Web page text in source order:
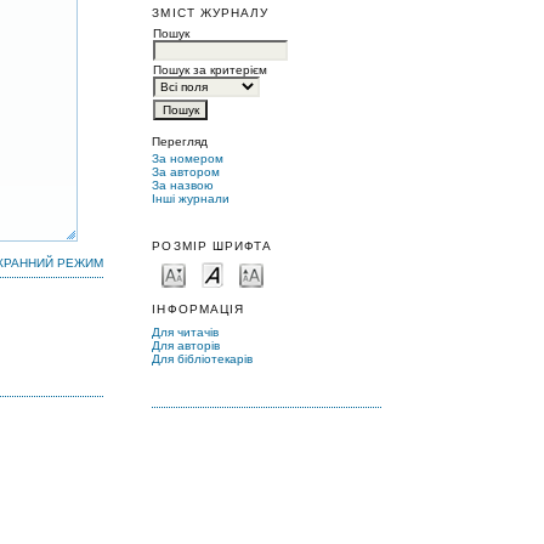
ЗМІСТ ЖУРНАЛУ
Пошук
Пошук за критерієм
Перегляд
За номером
За автором
За назвою
Інші журнали
РОЗМІР ШРИФТА
ІНФОРМАЦІЯ
Для читачів
Для авторів
Для бібліотекарів
РЕЖИМ